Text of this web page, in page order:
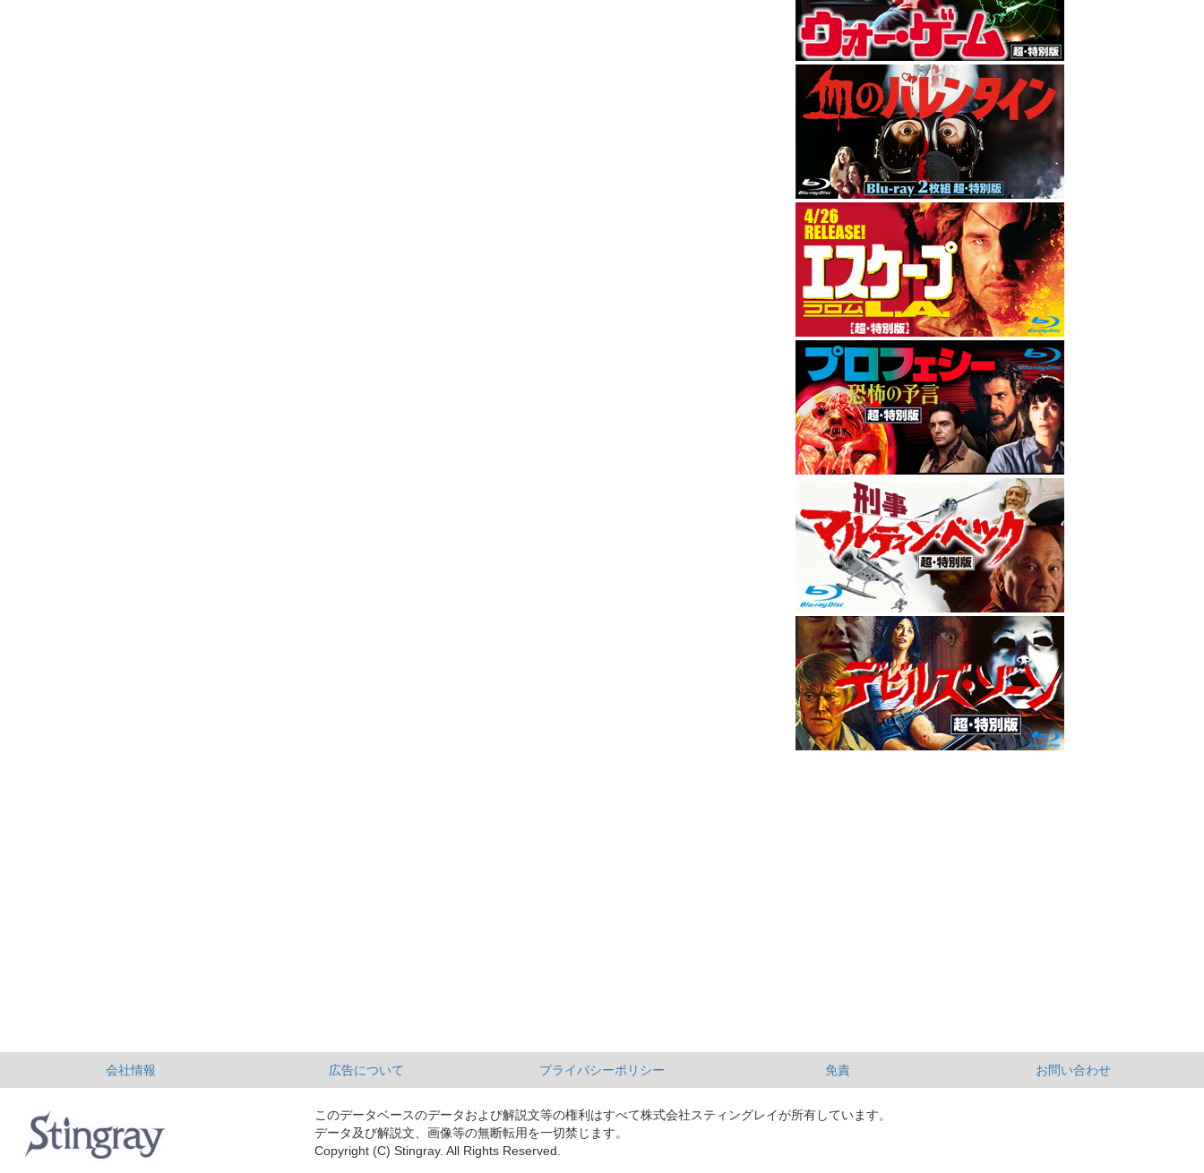
会社情報 広告について プライバシーポリシー 免責 お問い合わせ
このデータベースのデータおよび解説文等の権利はすべて株式会社スティングレイが所有しています。
データ及び解説文、画像等の無断転用を一切禁じます。
Copyright (C) Stingray. All Rights Reserved.